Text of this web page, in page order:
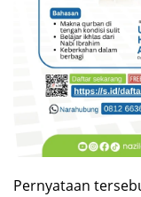
Pernyataan